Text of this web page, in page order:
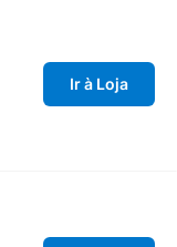
Ir à Loja